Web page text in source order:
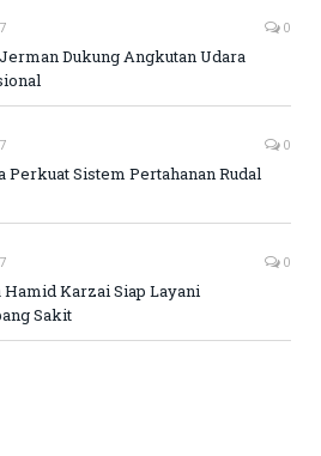
0
Dukung Angkutan Udara
0
Perkuat Sistem Pertahanan Rudal
0
Hamid Karzai Siap Layani
Sakit